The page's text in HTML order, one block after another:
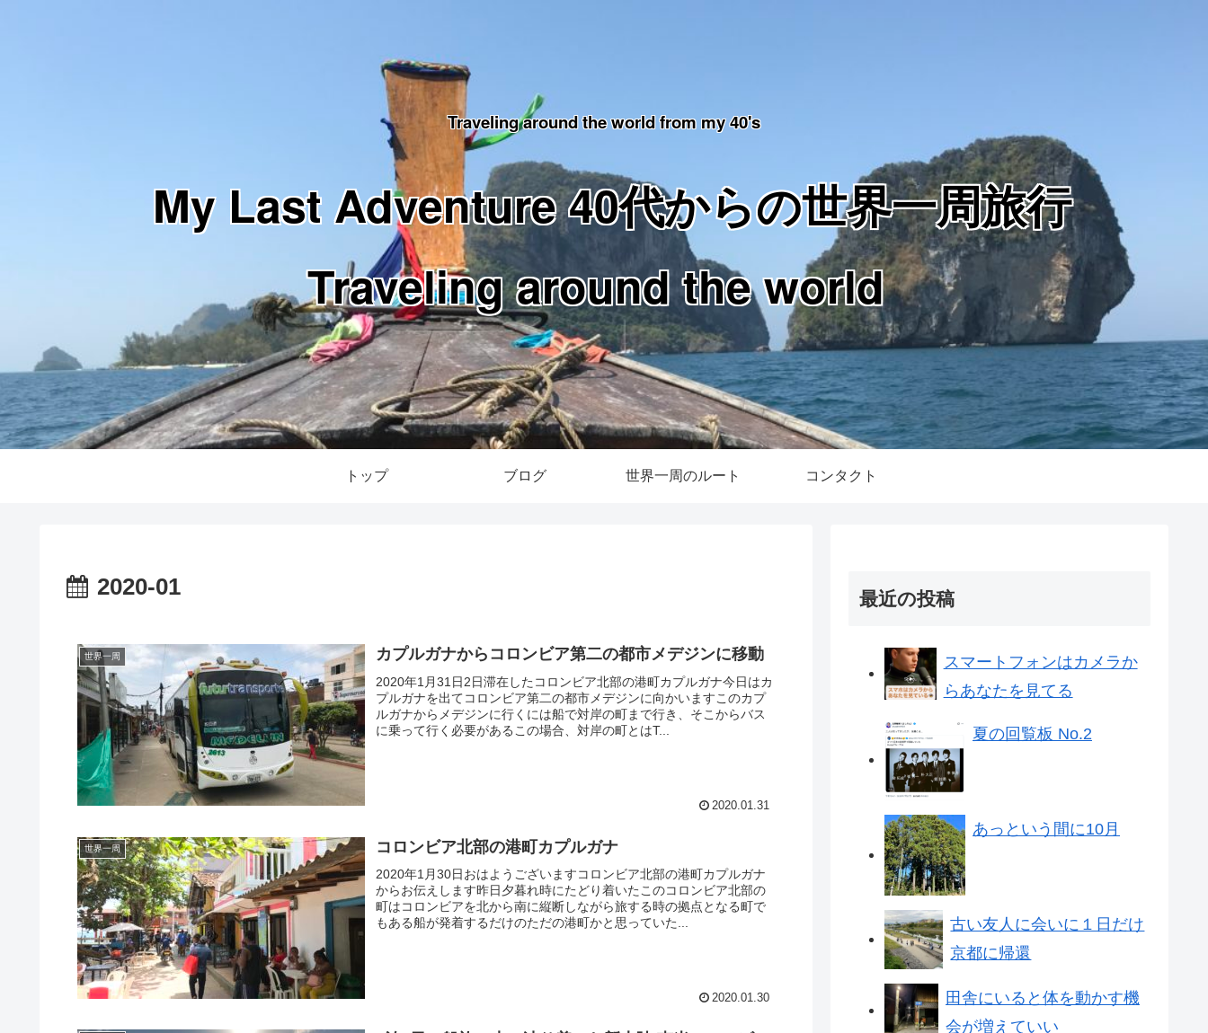
Traveling around the world from my 40's
My Last Adventure 40代からの世界一周旅行
Traveling around the world
トップ ブログ 世界一周のルート コンタクト
2020-01
世界一周 カプルガナからコロンビア第二の都市メデジンに移動
2020年1月31日2日滞在したコロンビア北部の港町カプルガナ今日はカ
プルガナを出てコロンビア第二の都市メデジンに向かいますこのカプ
ルガナからメデジンに行くには船で対岸の町まで行き、そこからバス
に乗って行く必要があるこの場合、対岸の町とはT...
2020.01.31
世界一周 コロンビア北部の港町カプルガナ
2020年1月30日おはようございますコロンビア北部の港町カプルガナ
からお伝えします昨日夕暮れ時にたどり着いたこのコロンビア北部の
町はコロンビアを北から南に縦断しながら旅する時の拠点となる町で
もある船が発着するだけのただの港町かと思っていた...
2020.01.30
最近の投稿
スマートフォンはカメラか
らあなたを見てる
夏の回覧板 No.2
あっという間に10月
古い友人に会いに１日だけ
京都に帰還
田舎にいると体を動かす機
会が増えていい